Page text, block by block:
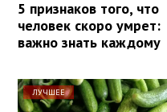
5 признаков того, что
человек скоро умрет:
важно знать каждому
ЛУЧШЕЕ